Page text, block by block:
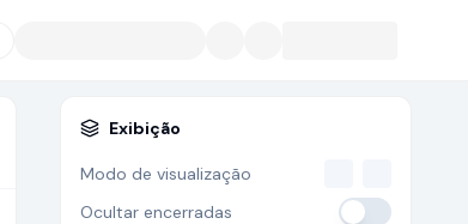
Exibição
Modo de visualização
Ocultar encerradas